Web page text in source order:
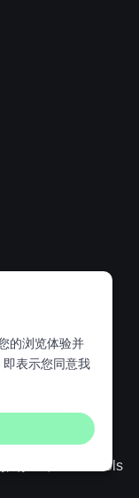
Hi,online tools
的浏览体验并
表示您同意我